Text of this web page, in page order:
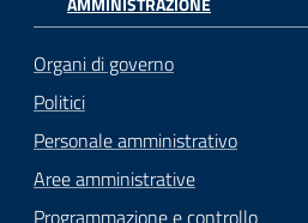
Organi di governo
Politici
Personale amministrativo
Aree amministrative
Programmazione e controllo